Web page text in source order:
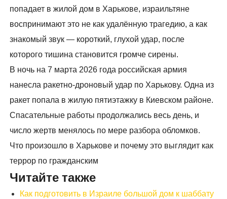
попадает в жилой дом в Харькове, израильтяне
воспринимают это не как удалённую трагедию, а как
знакомый звук — короткий, глухой удар, после
которого тишина становится громче сирены.
В ночь на 7 марта 2026 года российская армия
нанесла ракетно-дроновый удар по Харькову. Одна из
ракет попала в жилую пятиэтажку в Киевском районе.
Спасательные работы продолжались весь день, и
число жертв менялось по мере разбора обломков.
Что произошло в Харькове и почему это выглядит как
террор по гражданским
Читайте также
Как подготовить в Израиле большой дом к шаббату